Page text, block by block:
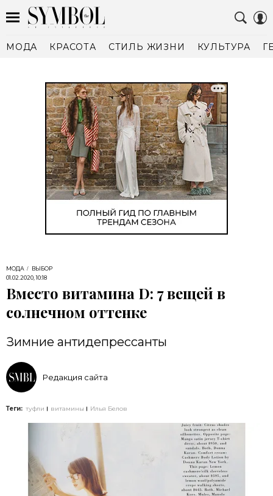
МОДА КРАСОТА СТИЛЬ ЖИЗНИ КУЛЬТУРА
МОДА
ВЫБОР
01.02.2020, 10:18
Вместо витамина D: 7 вещей в
солнечном оттенке
Зимние антидепрессанты
Редакция сайта
Теги: туфли витамины Илья Белов